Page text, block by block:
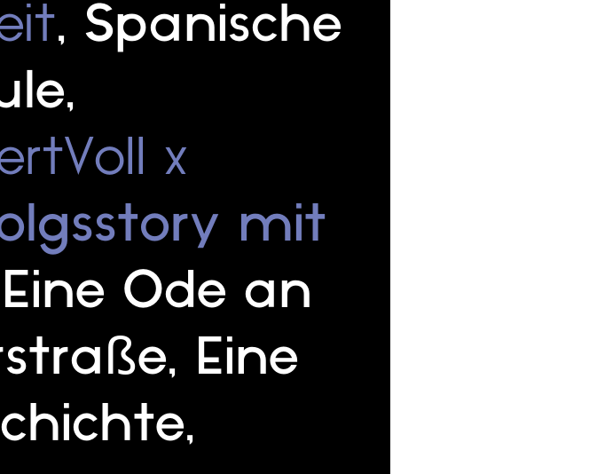
, Spanische
,
x
mit
Eine Ode an
, Eine
,